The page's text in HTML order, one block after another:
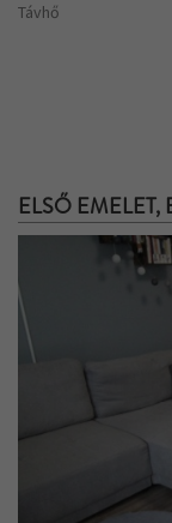
Távhő
ELSŐ EMELET,